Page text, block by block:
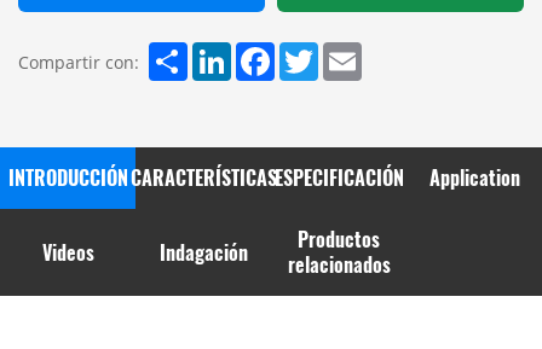
Compartir con: Share LinkedInFacebookTwitter
INTRODUCCIÓN CARACTERÍSTICASESPECIFICACIÓN Application
Videos Indagación
Productos
relacionados